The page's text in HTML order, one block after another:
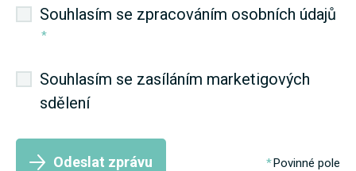
Souhlasím se zpracováním osobních údajů
*
Souhlasím se zasíláním marketigových
sdělení
Odeslat zprávu Povinné pole